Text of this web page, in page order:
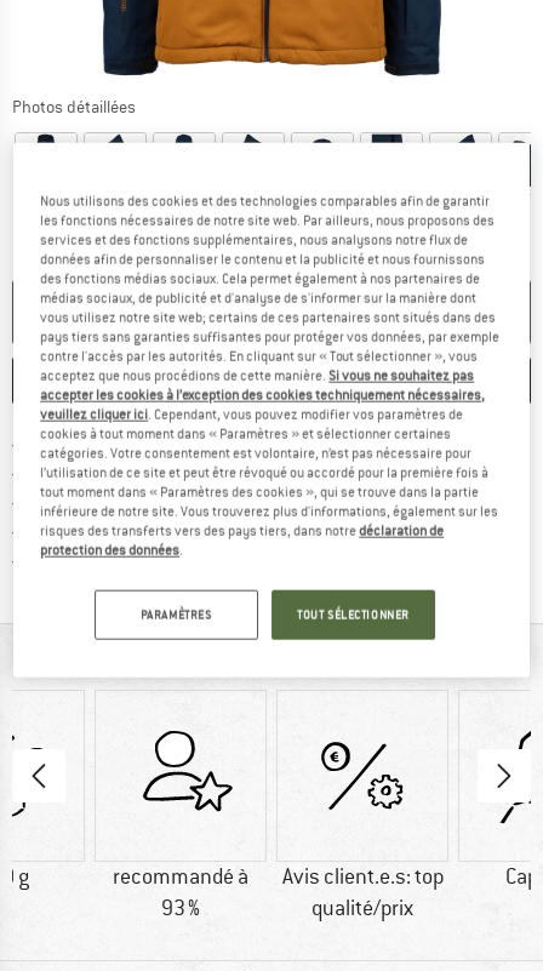
Photos détaillées
PLUS DISPONIBLE
ENREGISTRER COMPARER
Livraison gratuite dès 69 € (FR)Trouve les infos sur la
Droit de retour de 100 joursTrouve les informations de
> 4 000 000 clients satisfaits
Tous les articles disponibles
Protection des acheteurs de Trusted Shops
g
recommandé à
93 %
Avis client.e.s: top
qualité/prix
Nous utilisons des cookies et des technologies comparables afin de garantir
les fonctions nécessaires de notre site web. Par ailleurs, nous proposons des
services et des fonctions supplémentaires, nous analysons notre flux de
données afin de personnaliser le contenu et la publicité et nous fournissons
des fonctions médias sociaux. Cela permet également à nos partenaires de
médias sociaux, de publicité et d'analyse de s'informer sur la manière dont
vous utilisez notre site web; certains de ces partenaires sont situés dans des
pays tiers sans garanties suffisantes pour protéger vos données, par exemple
contre l'accès par les autorités. En cliquant sur « Tout sélectionner », vous
acceptez que nous procédions de cette manière.Si vous ne souhaitez pas
accepter les cookies à l’exception des cookies techniquement nécessaires,
veuillez cliquer ici. Cependant, vous pouvez modifier vos paramètres de
cookies à tout moment dans « Paramètres » et sélectionner certaines
catégories. Votre consentement est volontaire, n’est pas nécessaire pour
l’utilisation de ce site et peut être révoqué ou accordé pour la première fois à
tout moment dans « Paramètres des cookies », qui se trouve dans la partie
inférieure de notre site. Vous trouverez plus d'informations, également sur les
risques des transferts vers des pays tiers, dans notredéclaration de
protection des données.
PARAMÈTRES TOUT SÉLECTIONNER